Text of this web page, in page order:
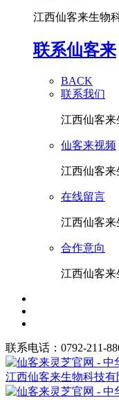
江西仙客来生物
联系仙客来
BACK
联系我们
江西仙客来
仙客来视频
江西仙客来
在线留言
江西仙客来
合作意向
江西仙客来
联系电话：0792-211-